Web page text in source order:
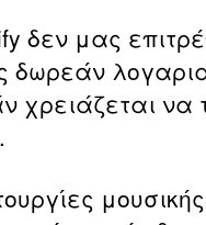
δεν μας
δωρεάν
χρειάζεται